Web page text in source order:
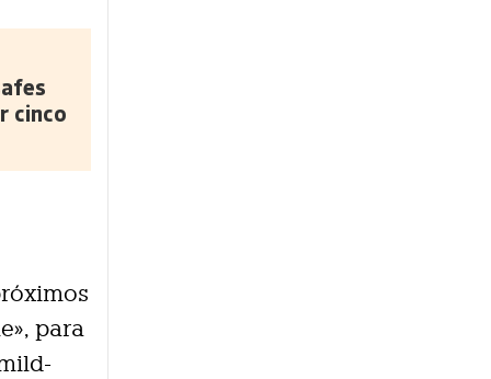
cinco
para